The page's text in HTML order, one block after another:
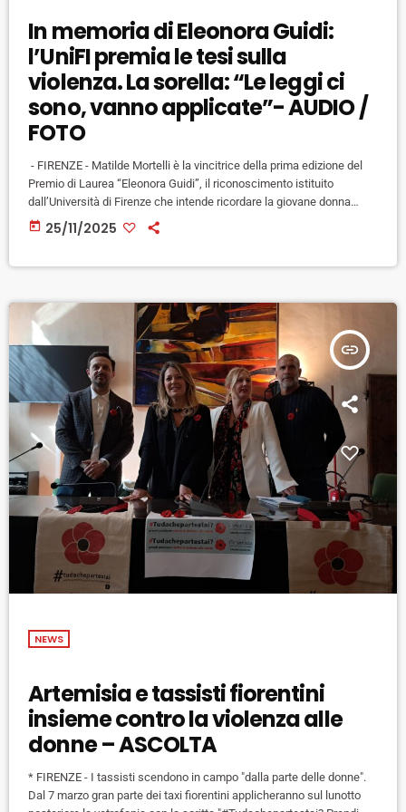
In memoria di Eleonora Guidi:
l’UniFI premia le tesi sulla
violenza. La sorella: “Le leggi ci
sono, vanno applicate”- AUDIO /
FOTO
- FIRENZE - Matilde Mortelli è la vincitrice della prima edizione del
Premio di Laurea “Eleonora Guidi”, il riconoscimento istituito
dall’Università di Firenze che intende ricordare la giovane donna
vittima di femminicidio a Rufina lo scorso 8 febbraio. L’iniziativa
rappresenta l’evento principale del ciclo di appuntamenti organizzati
today 25/11/2025
insert_link
NEWS
Artemisia e tassisti fiorentini
insieme contro la violenza alle
donne – ASCOLTA
* FIRENZE - I tassisti scendono in campo "dalla parte delle donne".
Dal 7 marzo gran parte dei taxi fiorentini applicheranno sul lunotto